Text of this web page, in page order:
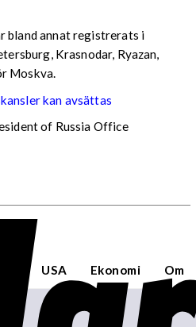
bland annat registrerats i
Krasnodar, Ryazan,
Moskva.
kan avsättas
of Russia Office
USA Ekonomi Om